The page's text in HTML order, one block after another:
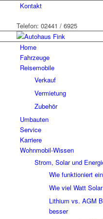
Kontakt
Telefon: 02441 / 6925
Home
Fahrzeuge
Reisemobile
Verkauf
Vermietung
Zubehör
Umbauten
Service
Karriere
Wohnmobil-Wissen
Strom, Solar und
Wie funktioniert
Wie viel Watt
Lithium vs. AGM
besser